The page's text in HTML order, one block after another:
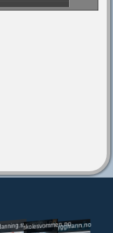
skolesvommen.notryggivann.no